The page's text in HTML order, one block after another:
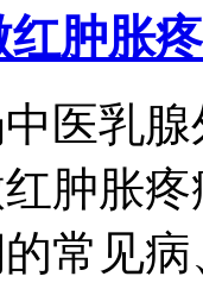
红肿胀疼
医乳
肿胀
常见